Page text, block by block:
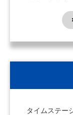
タイムステー